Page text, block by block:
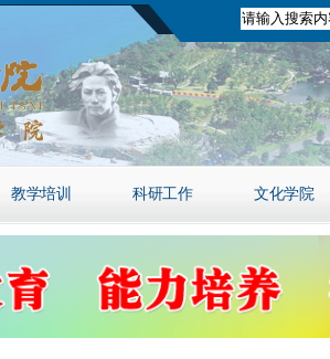
教学培训 科研工作 文化学院